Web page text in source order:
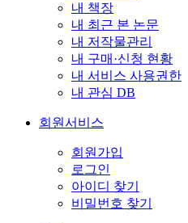
내 책장
내 최근 본 논문
내 저작물관리
내 구매·신청 현황
내 서비스 사용권한
내 관심 DB
회원서비스
회원가입
로그인
아이디 찾기
비밀번호 찾기